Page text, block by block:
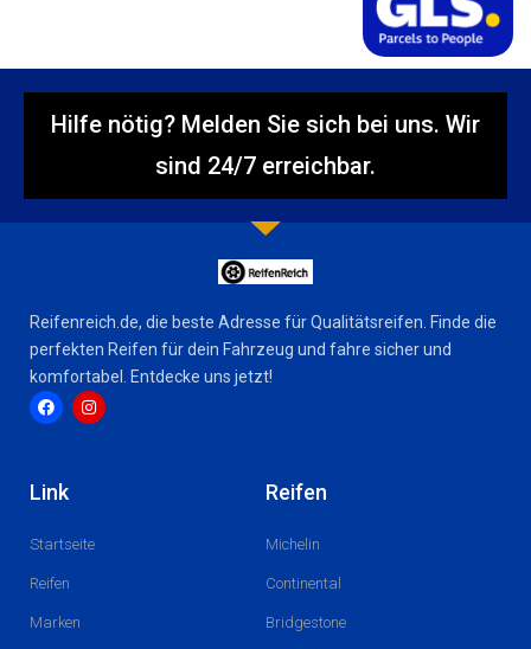
Hilfe nötig? Melden Sie sich bei uns. Wir
sind 24/7 erreichbar.
Reifenreich.de, die beste Adresse für Qualitätsreifen. Finde die
perfekten Reifen für dein Fahrzeug und fahre sicher und
komfortabel. Entdecke uns jetzt!
c
e
o r
Link
Startseite
Reifen
Marken
Reifen
Michelin
Continental
Bridgestone